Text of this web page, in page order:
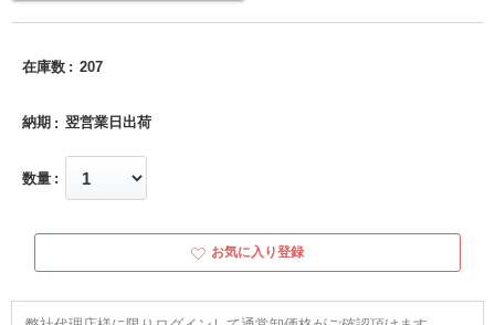
在庫数 207
納期 翌営業日出荷
数量
お気に入り登録